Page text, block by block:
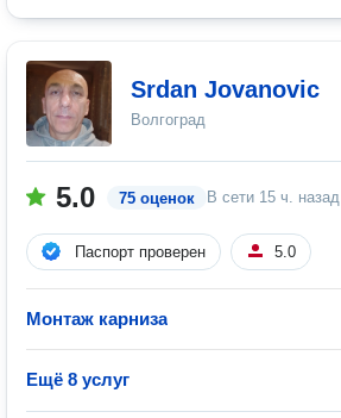
Srdan Jovanovic
Волгоград
5.0 75 оценок В сети 15 ч. назад
Паспорт проверен 5.0
Монтаж карниза
Ещё 8 услуг